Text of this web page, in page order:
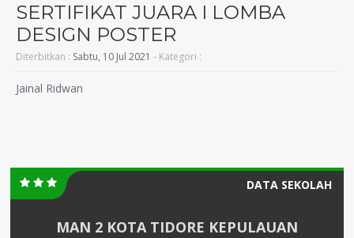
SERTIFIKAT JUARA I LOMBA
DESIGN POSTER
Diterbitkan : Sabtu, 10 Jul 2021 - Kategori :
Jainal Ridwan
DATA SEKOLAH
MAN 2 KOTA TIDORE KEPULAUAN